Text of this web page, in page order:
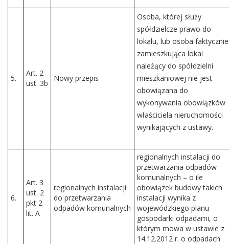
5.
Art. 2
ust. 3b
Nowy przepis
Osoba, której służy
spółdzielcze prawo do
lokalu, lub osoba faktycznie
zamieszkująca lokal
należący do spółdzielni
mieszkaniowej nie jest
obowiązana do
wykonywania obowiązków
właściciela nieruchomości
wynikających z ustawy.
6.
Art. 3
ust. 2
pkt 2
lit. A
regionalnych instalacji
do przetwarzania
odpadów komunalnych
regionalnych instalacji do
przetwarzania odpadów
komunalnych – o ile
obowiązek budowy takich
instalacji wynika z
wojewódzkiego planu
gospodarki odpadami, o
którym mowa w ustawie z
14.12.2012 r. o odpadach